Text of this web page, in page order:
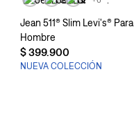
Jean 511® Slim Levi's® Para
Hombre
$399.900
NUEVA COLECCIÓN